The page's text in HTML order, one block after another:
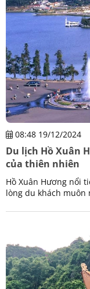
08:48 19/12/2024
Du lịch Hồ Xuân
của thiên nhiên
Hồ Xuân Hương nổi
lòng du khách muôn